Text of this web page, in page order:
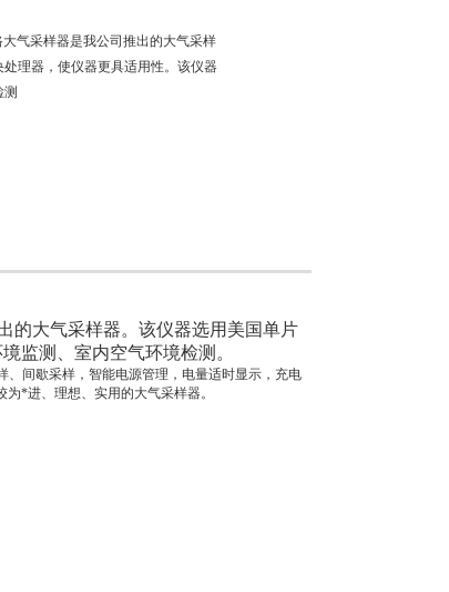
气采样器是我公司推出的大气采样
理器，使仪器更具适用性。该仪器
测
的大气采样器。该仪器选用美国单片
监测、室内空气环境检测。
间歇采样，智能电源管理，电量适时显示，充电
*进、理想、实用的大气采样器。